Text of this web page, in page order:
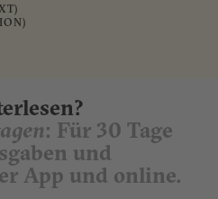
: Für 30 Tage
und
App und online.